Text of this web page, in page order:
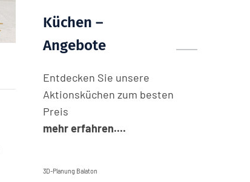
Küchen –
Angebote
Entdecken Sie unsere
Aktionsküchen zum besten
Preis
mehr erfahren....
3D-Planung Balaton